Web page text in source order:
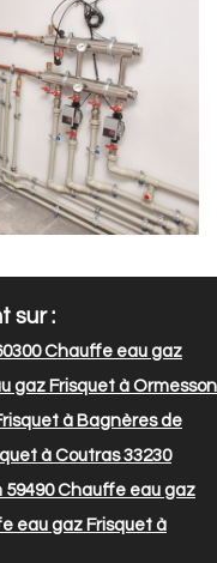
sur :
Chauffe eau gaz
gaz Frisquet à Ormesson
à Bagnères de
à Coutras 33230
59490Chauffe eau gaz
eau gaz Frisquet à